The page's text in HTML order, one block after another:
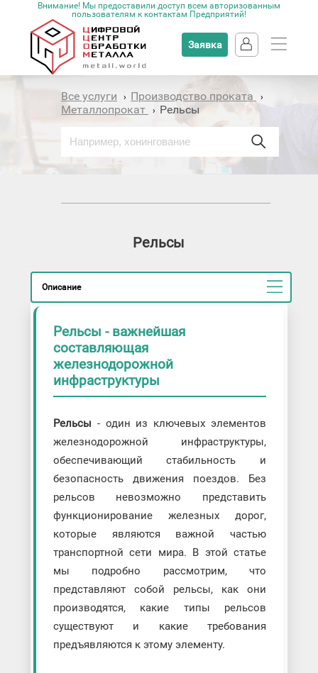
Внимание! Мы предоставили доступ всем авторизованным
пользователям к контактам Предприятий!
Заявка
Все услуги › Производство проката ›
Металлопрокат › Рельсы
Рельсы
Описание
Рельсы - важнейшая
составляющая
железнодорожной
инфраструктуры
Рельсы - один из ключевых элементов
железнодорожной инфраструктуры,
обеспечивающий стабильность и
безопасность движения поездов. Без
рельсов невозможно представить
функционирование железных дорог,
которые являются важной частью
транспортной сети мира. В этой статье
мы подробно рассмотрим, что
представляют собой рельсы, как они
производятся, какие типы рельсов
существуют и какие требования
предъявляются к этому элементу.